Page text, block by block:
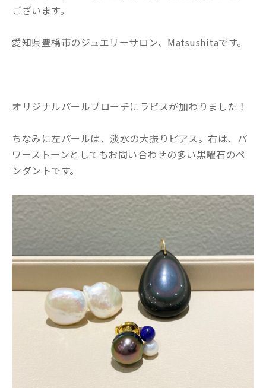
ございます。
愛知県豊橋市のジュエリーサロン、Matsushitaです。
オリジナルパールブローチにラピスが加わりました！
ちなみに左パールは、淡水の大振りピアス。右は、パ
ワーストーンとしてもお問い合わせの多い黒曜石のペ
ンダントです。